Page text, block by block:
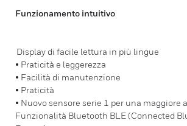
Funzionamento intuitivo
Display di facile lettura in più lingue
• Praticità e leggerezza
• Facilità di manutenzione
• Praticità
• Nuovo sensore serie 1 per una maggiore
Funzionalità Bluetooth BLE (Connected